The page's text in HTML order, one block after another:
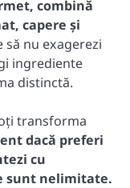
combină
capere și
să nu exagerezi
ingrediente
distinctă.
transforma
dacă preferi
cu
sunt nelimitate.